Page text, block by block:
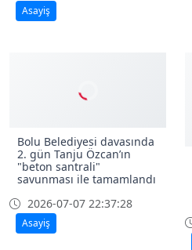
Asayiş
Bolu Belediyesi davasında
2. gün Tanju Özcan’ın
"beton santrali"
savunması ile tamamlandı
2026-07-07 22:37:28
Asayiş